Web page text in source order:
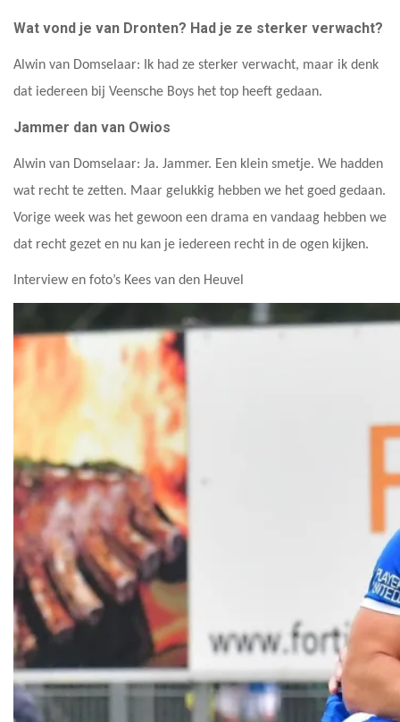
Wat vond je van Dronten? Had je ze sterker verwacht?
Alwin van Domselaar: Ik had ze sterker verwacht, maar ik denk
dat iedereen bij Veensche Boys het top heeft gedaan.
Jammer dan van Owios
Alwin van Domselaar: Ja. Jammer. Een klein smetje. We hadden
wat recht te zetten. Maar gelukkig hebben we het goed gedaan.
Vorige week was het gewoon een drama en vandaag hebben we
dat recht gezet en nu kan je iedereen recht in de ogen kijken.
Interview en foto’s Kees van den Heuvel